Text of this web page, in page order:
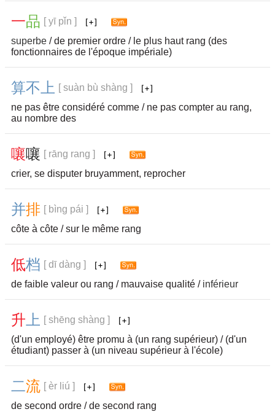
一品 [ yī pǐn ]
superbe / de premier ordre / le plus haut rang (des
fonctionnaires de l'époque impériale)
算不 上 [ suàn bù shàng ]
ne pas être considéré comme / ne pas compter au rang,
au nombre des
嚷嚷 [ rāng rang ]
crier, se disputer bruyamment, reprocher
并排 [ bìng pái ]
côte à côte / sur le même rang
低档 [ dī dàng ]
de faible valeur ou rang / mauvaise qualité / inférieur
升 上 [ shēng shàng ]
(d'un employé) être promu à (un rang supérieur) / (d'un
étudiant) passer à (un niveau supérieur à l'école)
二流 [ èr liú ]
de second ordre / de second rang